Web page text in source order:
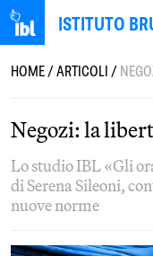
ISTITUTO
HOME/ARTICOLI/
Negozi: la
Lo studio IBL «Gli
di Serena Sileoni,
nuove norme